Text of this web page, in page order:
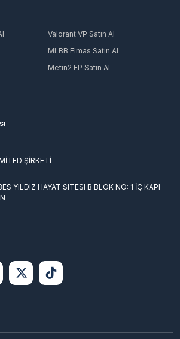
Valorant VP Satın Al
MLBB Elmas Satın Al
Metin2 EP Satın Al
ŞİRKETİ
YILDIZ HAYAT SITESI B BLOK NO: 1 İÇ KAPI